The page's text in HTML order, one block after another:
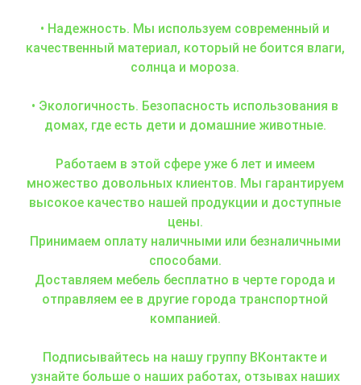
• Надежность. Мы используем современный и
качественный материал, который не боится влаги,
солнца и мороза.
• Экологичность. Безопасность использования в
домах, где есть дети и домашние животные.
Работаем в этой сфере уже 6 лет и имеем
множество довольных клиентов. Мы гарантируем
высокое качество нашей продукции и доступные
цены.
Принимаем оплату наличными или безналичными
способами.
Доставляем мебель бесплатно в черте города и
отправляем ее в другие города транспортной
компанией.
Подписывайтесь на нашу группу ВКонтакте и
узнайте больше о наших работах, отзывах наших